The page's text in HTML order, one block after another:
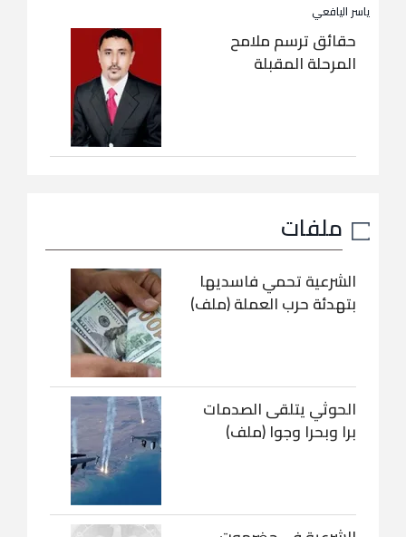
ياسر اليافعي
حقائق ترسم ملامح
المرحلة المقبلة
ملفات
الشرعية تحمي فاسديها
بتهدئة حرب العملة (ملف)
الحوثي يتلقى الصدمات
برا وبحرا وجوا (ملف)